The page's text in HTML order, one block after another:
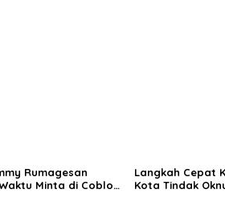
Rumagesan
Minta di Coblos
Langkah Cepat
Kota Tindak